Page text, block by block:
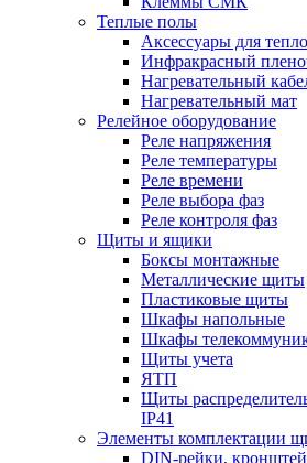
Теплые полы
Аксессуары для
Инфракрасный
Нагревательный
Нагревательный мат
Релейное оборудование
Реле напряжения
Реле температуры
Реле времени
Реле выбора фаз
Реле контроля фаз
Щиты и ящики
Боксы монтажные
Металлические щиты
Пластиковые щиты
Шкафы напольные
Шкафы
Щиты учета
ЯТП
Щиты
IP41
Элементы комплектации
DIN-рейки,